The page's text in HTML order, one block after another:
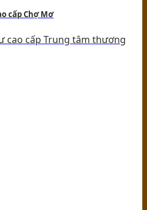
cấp Chợ Mơ
cao cấp Trung tâm thương